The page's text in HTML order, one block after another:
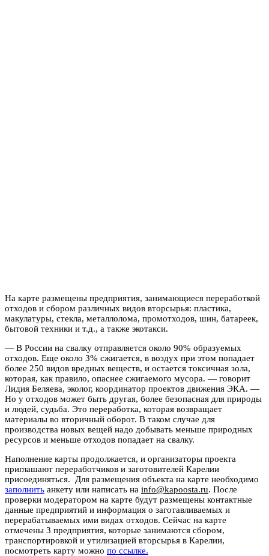
На карте размещены предприятия, занимающиеся переработкой
отходов и сбором различных видов вторсырья: пластика,
макулатуры, стекла, металлолома, промотходов, шин, батареек,
бытовой техники и т.д., а также экотакси.
— В России на свалку отправляется около 90% образуемых
отходов. Еще около 3% сжигается, в воздух при этом попадает
более 250 видов вредных веществ, и остается токсичная зола,
которая, как правило, опаснее сжигаемого мусора. — говорит
Лидия Беляева, эколог, координатор проектов движения ЭКА. —
Но у отходов может быть другая, более безопасная для природы
и людей, судьба. Это переработка, которая возвращает
материалы во вторичный оборот. В таком случае для
производства новых вещей надо добывать меньше природных
ресурсов и меньше отходов попадает на свалку.
Наполнение карты продолжается, и организаторы проекта
приглашают переработчиков и заготовителей Карелии
присоединяться. Для размещения объекта на карте необходимо
заполнить анкету или написать на info@kapoosta.ru. После
проверки модератором на карте будут размещены контактные
данные предприятий и информация о заготавливаемых и
перерабатываемых ими видах отходов. Сейчас на карте
отмечены 3 предприятия, которые занимаются сбором,
транспортировкой и утилизацией вторсырья в Карелии,
посмотреть карту можно по ссылке.